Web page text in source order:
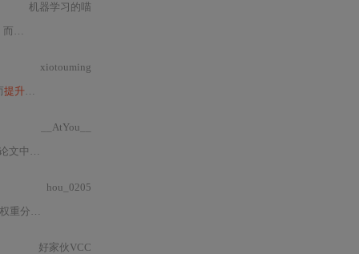
迟、内存占用
机器学习的喵
提升模型对困难
xiotouming
，旨在
__AtYou__
权重分配问题。文章详细说明了如何在
hou_0205
好家伙VCC